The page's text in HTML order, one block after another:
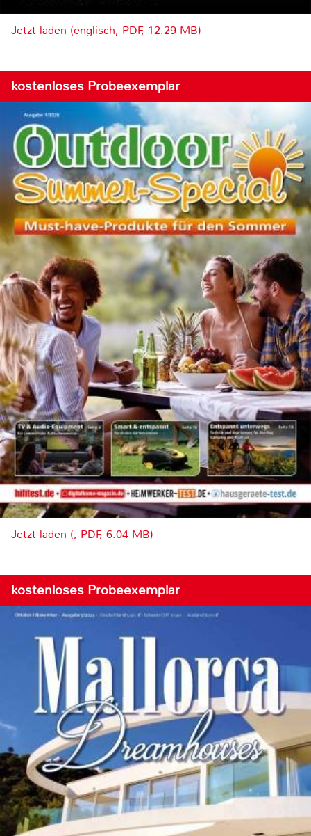
Jetzt laden (englisch, PDF, 12.29 MB)
kostenloses Probeexemplar
Jetzt laden (, PDF, 6.04 MB)
kostenloses Probeexemplar